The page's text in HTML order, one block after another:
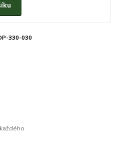
330-030